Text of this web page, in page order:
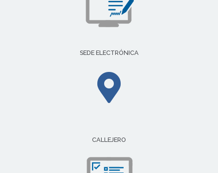
SEDE ELECTRÓNICA
CALLEJERO